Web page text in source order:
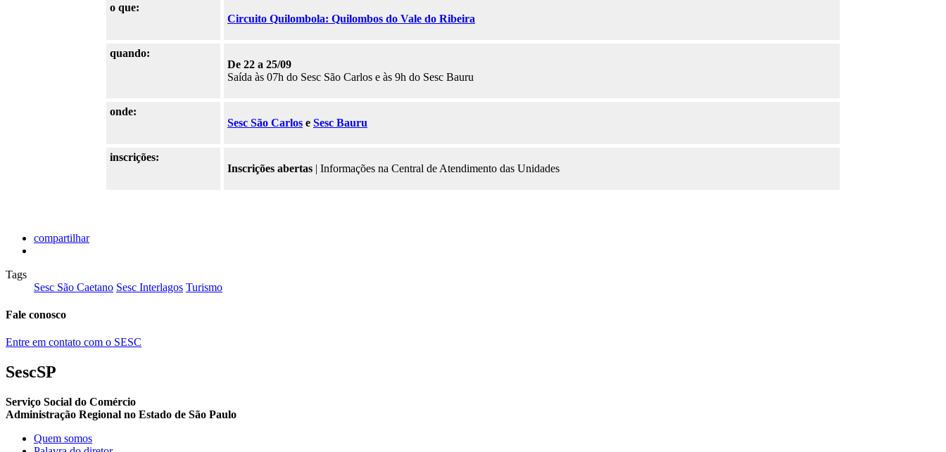
o que:
Circuito Quilombola: Quilombos do Vale do Ribeira
quando:
De 22 a 25/09
Saída às 07h do Sesc São Carlos e às 9h do Sesc Bauru
onde:
Sesc São Carlos e Sesc Bauru
inscrições:
Inscrições abertas | Informações na Central de Atendimento das Unidades
compartilhar
Tags
Sesc São Caetano Sesc Interlagos Turismo
Fale conosco
Entre em contato com o SESC
SescSP
Serviço Social do Comércio
Administração Regional no Estado de São Paulo
Quem somos